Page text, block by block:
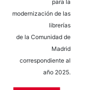
para la
modernización de las
librerías
de la Comunidad de
Madrid
correspondiente al
año 2025.